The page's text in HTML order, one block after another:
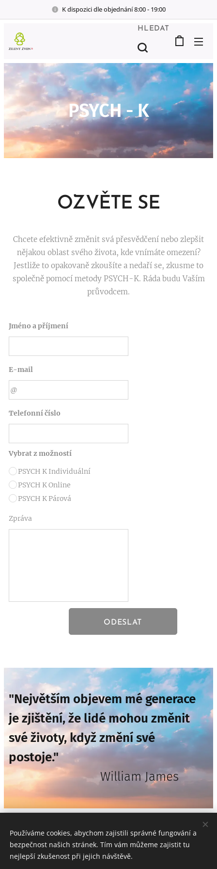
K dispozici dle objednání 8:00 - 19:00
HLEDAT
PSYCH - K
OZVĚTE SE
Chcete efektivně změnit svá přesvědčení nebo zlepšit
nějakou oblast svého života, kde vnímáte omezení?
Jestliže to opakovaně zkoušíte a nedaří se, zkusme to
společně pomocí metody PSYCH-K. Ráda budu Vaším
průvodcem.
Jméno a příjmení
E-mail
Telefonní číslo
Vybrat z možností
PSYCH K Individuální
PSYCH K Online
PSYCH K Párová
Zpráva
ODESLAT
"Největším objevem mé generace
je zjištění, že lidé mohou změnit
své životy, když změní své
postoje."
William James
info@zelenyzvon.cz
Všechna práva vyhrazena 2020
Používáme cookies, abychom zajistili správné fungování a
bezpečnost našich stránek. Tím vám můžeme zajistit tu
nejlepší zkušenost při jejich návštěvě.